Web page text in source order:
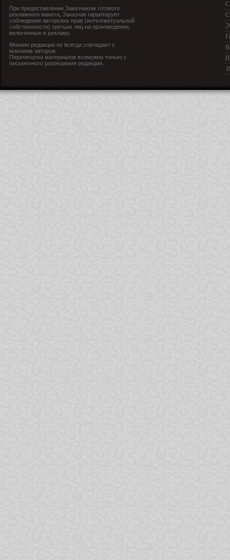
При предоставлении Заказчиком готового
рекламного макета, Заказчик гарантирует
соблюдение авторских прав (интеллектуальной
собственности) третьих лиц на произведения,
включенные в рекламу.
Мнение редакции не всегда совпадает с
мнением авторов.
Перепечатка материалов возможна только с
письменного разрешения редакции.